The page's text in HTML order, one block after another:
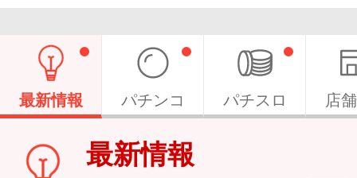
最新情報 パチンコ パチスロ 店
最新情報